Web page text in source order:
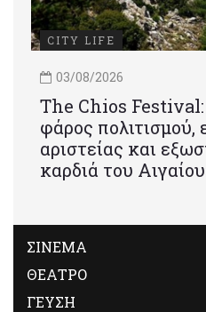
CITY LIFE
03/08/2026
Τhe Chios
φάρος πολιτισμού,
αριστείας και
καρδιά του
ΣΙΝΕΜΑ
ΘΕΑΤΡΟ
ΓΕΥΣΗ